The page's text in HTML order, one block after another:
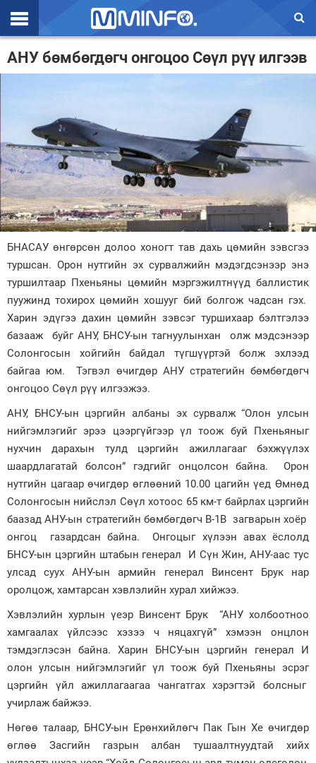
Эхлэл
Улс төр
Эдийн засаг
Үзэл бодол
Спорт
Нийгэм
Дэлхий
Зурхай
АНУ бөмбөгдөгч онгоцоо Сөүл рүү илгээв
БНАСАУ өнгөрсөн долоо хоногт тав дахь цөмийн зэвсгээ
туршсан. Орон нутгийн эх сурвалжийн мэдэгдсэнээр энэ
туршилтаар Пхеньяны цөмийн мэргэжилтнүүд баллистик
пуужинд тохирох цөмийн хошууг бий болгож чадсан гэх.
Харин эдүгээ дахин цөмийн зэвсэг туршихаар бэлтгэлээ
базааж буйг АНУ, БНСУ-ын тагнуулынхан олж мэдсэнээр
Солонгосын хойгийн байдал түгшүүртэй болж эхлээд
байгаа юм. Тэгвэл өчигдөр АНУ стратегийн бөмбөгдөгч
онгоцоо Сөүл рүү илгээжээ.
АНУ, БНСУ-ын цэргийн албаны эх сурвалж “Олон улсын
нийгэмлэгийг эрээ цээргүйгээр үл тоож буй Пхеньяныг
нухчин дарахын тулд цэргийн ажиллагааг бэхжүүлэх
шаардлагатай болсон” гэдгийг онцолсон байна. Орон
нутгийн цагаар өчигдөр өглөөний 10.00 цагийн үед Өмнөд
Солонгосын нийслэл Сөүл хотоос 65 км-т байрлах цэргийн
баазад АНУ-ын стратегийн бөмбөгдөгч B-1B загварын хоёр
онгоц газардсан байна. Онгоцыг хүлээн авах ёслолд
БНСУ-ын цэргийн штабын генерал И Сүн Жин, АНУ-аас тус
улсад суух АНУ-ын армийн генерал Винсент Брук нар
оролцож, хамтарсан хэвлэлийн хурал хийжээ.
Хэвлэлийн хурлын үеэр Винсент Брук “АНУ холбоотноо
хамгаалах үйлсээс хэзээ ч няцахгүй” хэмээн онцлон
тэмдэглэсэн байна. Харин БНСУ-ын цэргийн генерал И
олон улсын нийгэмлэгийг үл тоож буй Пхеньяны эсрэг
цэргийн үйл ажиллагаагаа чангатгах хэрэгтэй болсныг
учирлаж байжээ.
Нөгөө талаар, БНСУ-ын Ерөнхийлөгч Пак Гын Хе өчигдөр
өглөө Засгийн газрын албан тушаалтнуудтай хийх